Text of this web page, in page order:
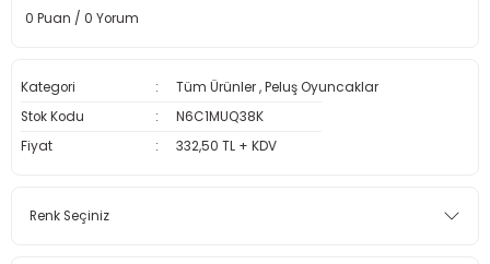
0 Puan / 0 Yorum
Kategori Tüm Ürünler,Peluş Oyuncaklar
Stok Kodu
N6C1MUQ38K
Fiyat
332,50 TL + KDV